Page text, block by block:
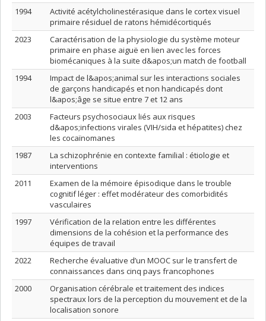
1994
Activité acétylcholinestérasique dans le cortex visuel
primaire résiduel de ratons hémidécortiqués
2023
Caractérisation de la physiologie du système moteur
primaire en phase aiguë en lien avec les forces
biomécaniques à la suite d&apos;un match de football
1994
Impact de l&apos;animal sur les interactions sociales
de garçons handicapés et non handicapés dont
l&apos;âge se situe entre 7 et 12 ans
2003
Facteurs psychosociaux liés aux risques
d&apos;infections virales (VIH/sida et hépatites) chez
les cocaïnomanes
1987
La schizophrénie en contexte familial : étiologie et
interventions
2011
Examen de la mémoire épisodique dans le trouble
cognitif léger : effet modérateur des comorbidités
vasculaires
1997
Vérification de la relation entre les différentes
dimensions de la cohésion et la performance des
équipes de travail
2022
Recherche évaluative d’un MOOC sur le transfert de
connaissances dans cinq pays francophones
2000
Organisation cérébrale et traitement des indices
spectraux lors de la perception du mouvement et de la
localisation sonore